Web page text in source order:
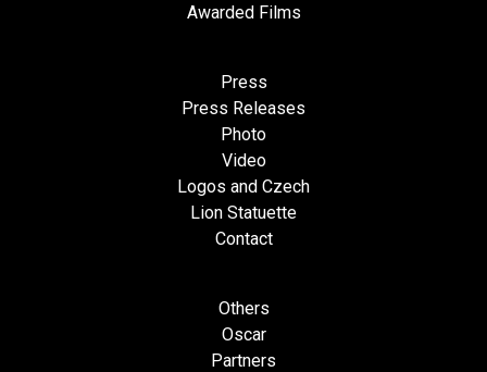
Awarded Films
Press
Press Releases
Photo
Video
Logos and Czech
Lion Statuette
Contact
Others
Oscar
Partners